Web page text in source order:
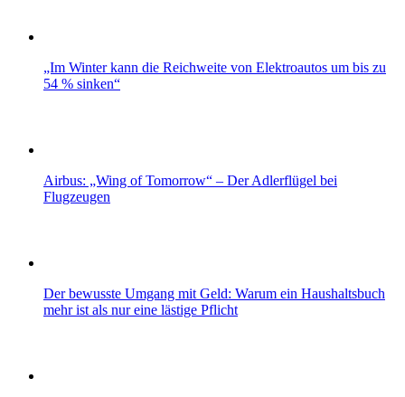
„Im Winter kann die Reichweite von Elektroautos um bis zu
54 % sinken“
Airbus: „Wing of Tomorrow“ – Der Adlerflügel bei
Flugzeugen
Der bewusste Umgang mit Geld: Warum ein Haushaltsbuch
mehr ist als nur eine lästige Pflicht